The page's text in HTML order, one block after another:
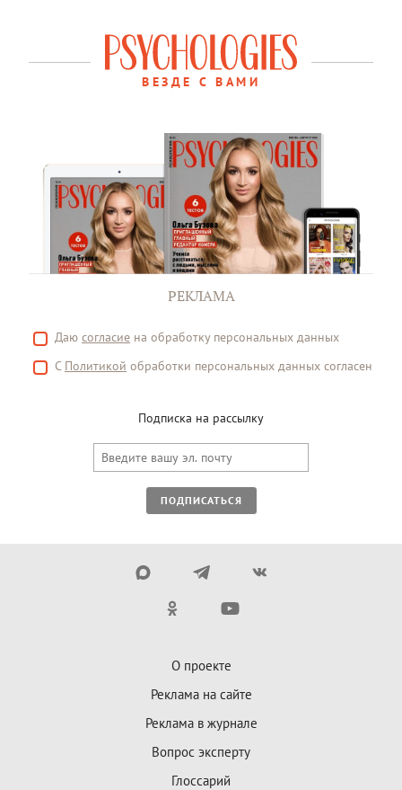
ВЕЗДЕ С ВАМИ
РЕКЛАМА
Даю согласие на обработку персональных данных
С Политикой обработки персональных данных согласен
Подписка на рассылку
ПОДПИСАТЬСЯ
О проекте
Реклама на сайте
Реклама в журнале
Вопрос эксперту
Глоссарий